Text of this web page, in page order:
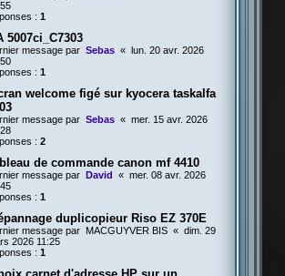
: 1
5007ci_C7303
message par Sebas « lun. 20 avr. 2026
: 1
welcome figé sur kyocera taskalfa
message par Sebas « mer. 15 avr. 2026
: 2
de commande canon mf 4410
message par David « mer. 08 avr. 2026
: 1
duplicopieur Riso EZ 370E
message par MACGUYVER BIS « dim. 29
2026 11:25
: 1